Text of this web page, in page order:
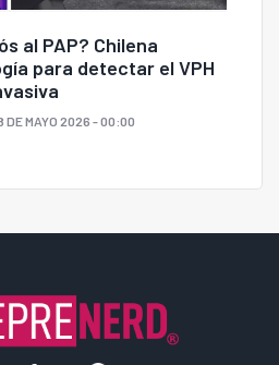
al PAP? Chilena
para detectar el VPH
DE MAYO 2026 - 00:00